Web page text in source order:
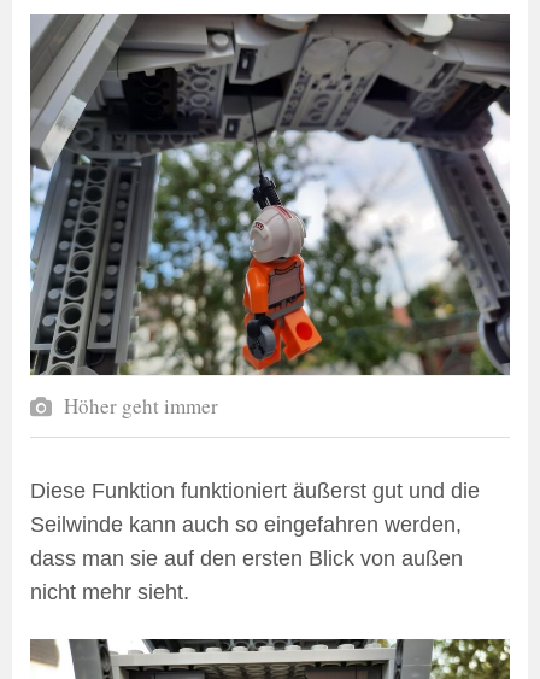
Höher geht immer
Diese Funktion funktioniert äußerst gut und die
Seilwinde kann auch so eingefahren werden,
dass man sie auf den ersten Blick von außen
nicht mehr sieht.